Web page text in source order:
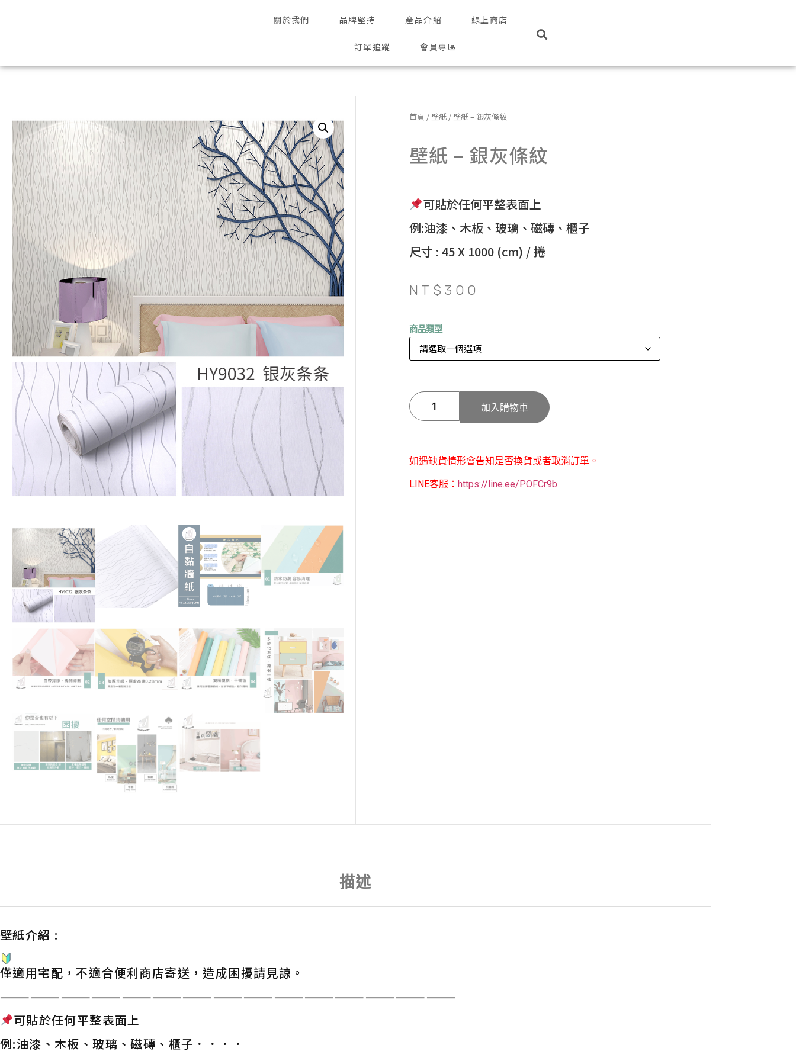
關於我們 品牌堅持 產品介紹 線上商店
訂單追蹤 會員專區
首頁 /壁紙 / 壁紙 – 銀灰條紋
壁紙 – 銀灰條紋
可貼於任何平整表面上
例:油漆、木板、玻璃、磁磚、櫃子
尺寸 : 45 X 1000 (cm) / 捲
NT$ 300
商品類型
加入購物車
如遇缺貨情形會告知是否換貨或者取消訂單。
LINE客服： https://line.ee/POFCr9b
描述
壁紙介紹 :
僅適用宅配，不適合便利商店寄送，造成困擾請見諒。
—————————————————————————————————————————————
可貼於任何平整表面上
例:油漆、木板、玻璃、磁磚、櫃子．．．．